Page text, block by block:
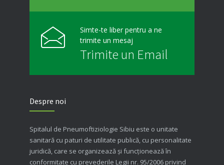
Simte-te liber pentru a ne
trimite un mesaj
Trimite un Email
Despre noi
Spitalul de Pneumoftiziologie Sibiu este o unitate
sanitară cu paturi de utilitate publică, cu personalitate
juridică, care se organizează şi funcţionează în
conformitate cu prevederile Legii nr. 95/2006 privind